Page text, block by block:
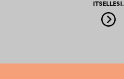
ITSELLESI.